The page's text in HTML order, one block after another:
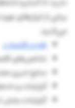
برخی از ابزارهای
می‌کنید.
تقویم اقتصادی
شاخص‌های
منابع خبری
گزارشات و
گزارشات بخش